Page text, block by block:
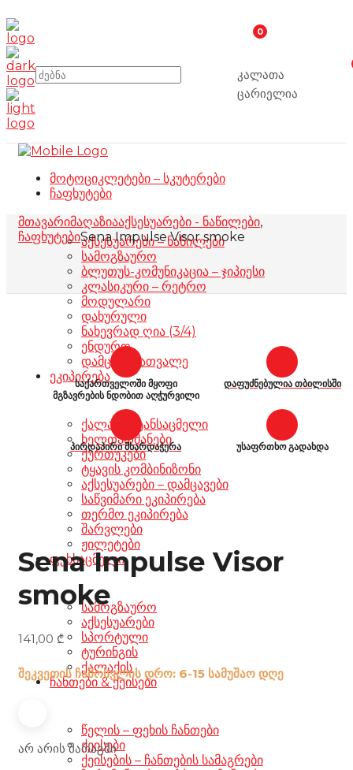
0
კალათა
ცარიელია
მოტოციკლეტები – სკუტერები
ჩაფხუტები
აქსესუარები – ნაწილები
სამოგზაურო
ბლუთუს-კომუნიკაცია – ჯიპიესი
კლასიკური – რეტრო
მოდულარი
დახურული
ნახევრად ღია (3/4)
ენდურო
დამცავი სათვალე
ეკიპირება
ქალაქის ტანსაცმელი
ხელთათმანები
ქურთუკები
ტყავის კომბინიზონი
აქსესუარები – დამცავები
საწვიმარი ეკიპირება
თერმო ეკიპირება
შარვლები
ჟილეტები
ფეხსაცმელი
სამოგზაურო
აქსესუარები
სპორტული
ტურინგის
ქალაქის
ჩანთები & ქეისები
წელის – ფეხის ჩანთები
ქეისები
ქეისების – ჩანთების სამაგრები
მთავარიმაღაზიააქსესუარები - ნაწილები,
ჩაფხუტებიSena Impulse Visor smoke
საქართველოში მყოფი
მგზავრების ნდობით აღჭურვილი
დაფუძნებულია თბილისში
პირდაპირი მხარდაჭერა უსაფრთხო გადახდა
Sena Impulse Visor
smoke
141,00 ₾
შეკვეთის ჩამოსვლის დრო: 6-15 სამუშაო დღე
არ არის მარაგში